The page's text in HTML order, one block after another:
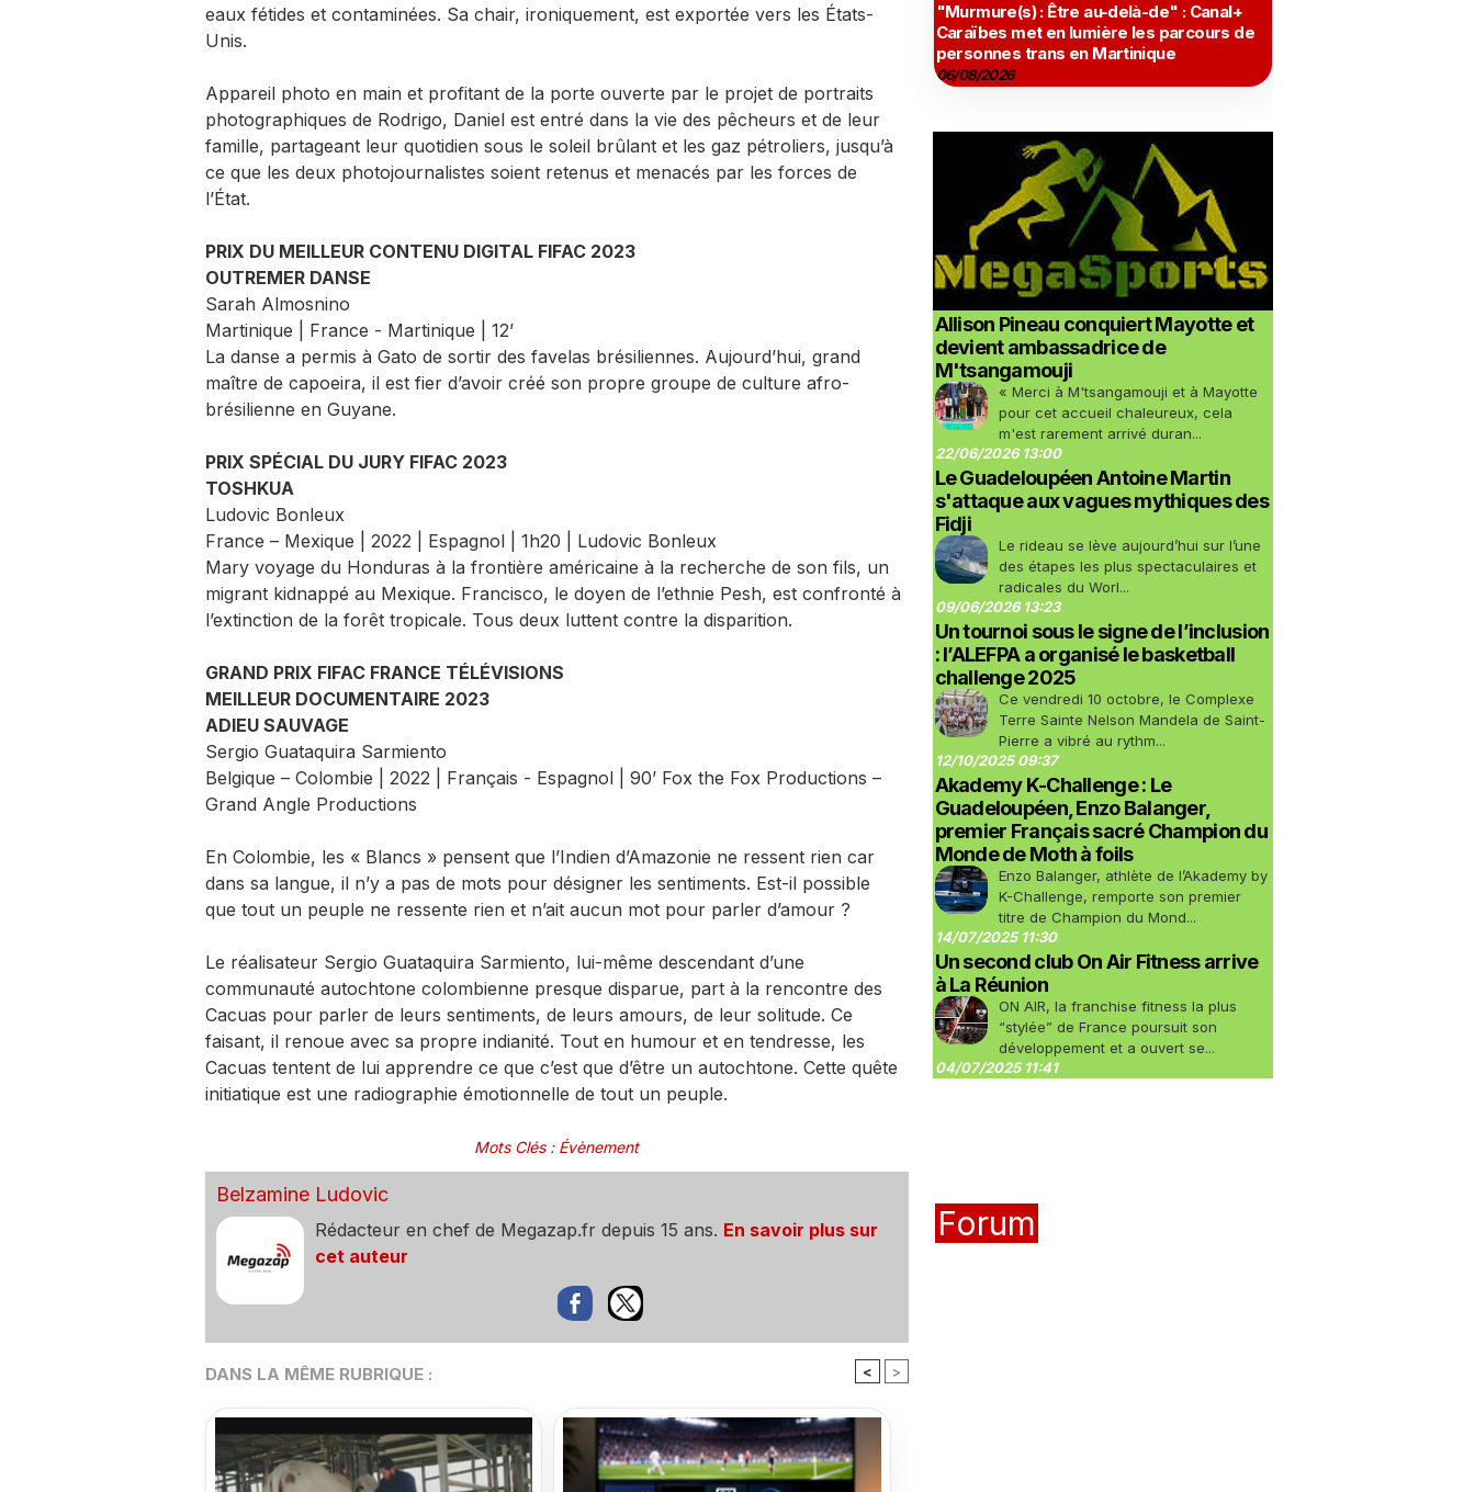
eaux fétides et contaminées. Sa chair, ironiquement, est exportée vers les États-
Unis.
Appareil photo en main et profitant de la porte ouverte par le projet de portraits
photographiques de Rodrigo, Daniel est entré dans la vie des pêcheurs et de leur
famille, partageant leur quotidien sous le soleil brûlant et les gaz pétroliers, jusqu’à
ce que les deux photojournalistes soient retenus et menacés par les forces de
l’État.
PRIX DU MEILLEUR CONTENU DIGITAL FIFAC 2023
OUTREMER DANSE
Sarah Almosnino
Martinique | France - Martinique | 12’
La danse a permis à Gato de sortir des favelas brésiliennes. Aujourd’hui, grand
maître de capoeira, il est fier d’avoir créé son propre groupe de culture afro-
brésilienne en Guyane.
PRIX SPÉCIAL DU JURY FIFAC 2023
TOSHKUA
Ludovic Bonleux
France – Mexique | 2022 | Espagnol | 1h20 | Ludovic Bonleux
Mary voyage du Honduras à la frontière américaine à la recherche de son fils, un
migrant kidnappé au Mexique. Francisco, le doyen de l’ethnie Pesh, est confronté à
l’extinction de la forêt tropicale. Tous deux luttent contre la disparition.
GRAND PRIX FIFAC FRANCE TÉLÉVISIONS
MEILLEUR DOCUMENTAIRE 2023
ADIEU SAUVAGE
Sergio Guataquira Sarmiento
Belgique – Colombie | 2022 | Français - Espagnol | 90’ Fox the Fox Productions –
Grand Angle Productions
En Colombie, les « Blancs » pensent que l’Indien d’Amazonie ne ressent rien car
dans sa langue, il n’y a pas de mots pour désigner les sentiments. Est-il possible
que tout un peuple ne ressente rien et n’ait aucun mot pour parler d’amour ?
Le réalisateur Sergio Guataquira Sarmiento, lui-même descendant d’une
communauté autochtone colombienne presque disparue, part à la rencontre des
Cacuas pour parler de leurs sentiments, de leurs amours, de leur solitude. Ce
faisant, il renoue avec sa propre indianité. Tout en humour et en tendresse, les
Cacuas tentent de lui apprendre ce que c’est que d’être un autochtone. Cette quête
initiatique est une radiographie émotionnelle de tout un peuple.
Mots Clés: Évènement
Belzamine Ludovic
Rédacteur en chef de Megazap.fr depuis 15 ans. En savoir plus sur
cet auteur
DANS LA MÊME RUBRIQUE : < >
"Murmure(s) : Être au-delà-de" : Canal+
Caraïbes met en lumière les parcours de
personnes trans en Martinique
06/08/2026
Allison Pineau conquiert Mayotte et
devient ambassadrice de
M'tsangamouji
« Merci à M'tsangamouji et à Mayotte
pour cet accueil chaleureux, cela
m'est rarement arrivé duran...
22/06/2026 13:00
Le Guadeloupéen Antoine Martin
s'attaque aux vagues mythiques des
Fidji
Le rideau se lève aujourd’hui sur l’une
des étapes les plus spectaculaires et
radicales du Worl...
09/06/2026 13:23
Un tournoi sous le signe de l’inclusion
: l’ALEFPA a organisé le basketball
challenge 2025
Ce vendredi 10 octobre, le Complexe
Terre Sainte Nelson Mandela de Saint-
Pierre a vibré au rythm...
12/10/2025 09:37
Akademy K-Challenge : Le
Guadeloupéen, Enzo Balanger,
premier Français sacré Champion du
Monde de Moth à foils
Enzo Balanger, athlète de l’Akademy by
K-Challenge, remporte son premier
titre de Champion du Mond...
14/07/2025 11:30
Un second club On Air Fitness arrive
à La Réunion
ON AIR, la franchise fitness la plus
“stylée” de France poursuit son
développement et a ouvert se...
04/07/2025 11:41
Forum